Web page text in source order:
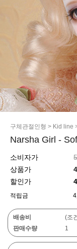
구체관절인형 > Kid line
Narsha Girl -
소비자가
상품가
할인가
적립금
배송비
(조
판매수량
1